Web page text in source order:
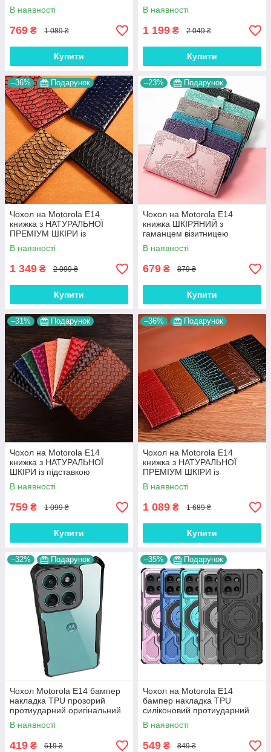
протиударний магнітний
"GOLDAX"
В наявності
769 ₴ 1 089 ₴
Купити
підставкою протиударний
магнітний "JACOSA"
В наявності
1 199 ₴ 2 049 ₴
Купити
–36% Подарунок
Чохол на Motorola E14
книжка з НАТУРАЛЬНОЇ
ПРЕМІУМ ШКІРИ із
підставкою протиударний
магнітний "PYTHON"
В наявності
1 349 ₴ 2 099 ₴
Купити
–23% Подарунок
Чохол на Motorola E14
книжка ШКІРЯНИЙ з
гаманцем візитницею
ремінцем підставкою
протиударний "ORNAMENT"
В наявності
679 ₴ 879 ₴
Купити
–31% Подарунок
Чохол на Motorola E14
книжка з НАТУРАЛЬНОЇ
ШКІРИ із підставкою
візитницею протиударний
магнітний "VENETTA"
В наявності
759 ₴ 1 099 ₴
Купити
–36% Подарунок
Чохол на Motorola E14
книжка з НАТУРАЛЬНОЇ
ПРЕМІУМ ШКІРИ із
підставкою протиударний
магнітний "CROCODILE"
В наявності
1 089 ₴ 1 689 ₴
Купити
–32% Подарунок
Чохол Motorola E14 бампер
накладка TPU прозорий
протиударний оригінальний
"NEO HYBRID"
В наявності
419 ₴ 619 ₴
–35% Подарунок
Чохол на Motorola E14
бампер накладка TPU
силіконовий протиударний
оригінальний "FUTURE
ARMOR"
В наявності
549 ₴ 849 ₴